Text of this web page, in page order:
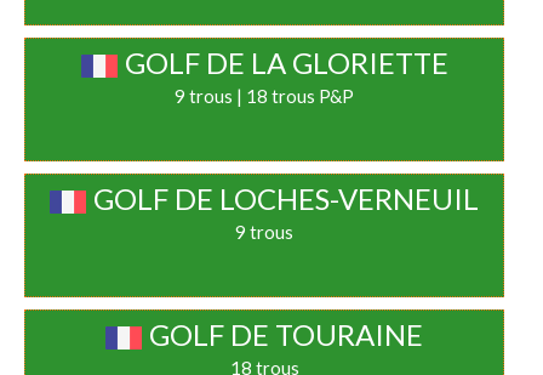
GOLF DE LA GLORIETTE
9 trous | 18 trous P&P
GOLF DE LOCHES-VERNEUIL
9 trous
GOLF DE TOURAINE
18 trous